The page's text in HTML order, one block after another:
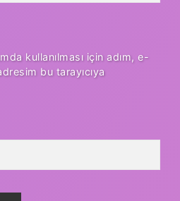
kullanılması için adım, e-
bu tarayıcıya